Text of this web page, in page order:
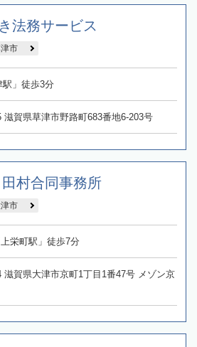
法務サービス
市
」徒歩3分
滋賀県草津市野路町683番地6-203号
村合同事務所
市
栄町駅」徒歩7分
滋賀県大津市京町1丁目1番47号 メゾン京